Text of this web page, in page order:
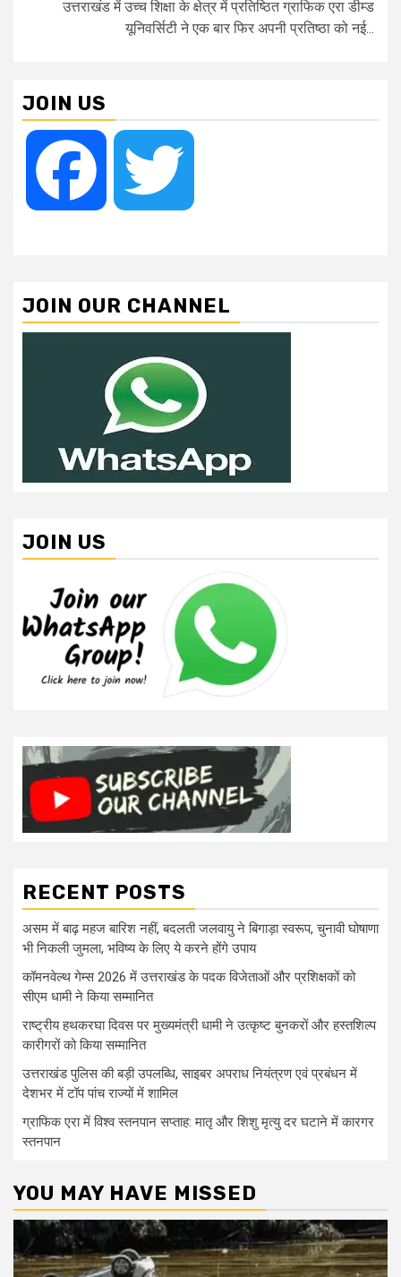
उत्तराखंड में उच्च शिक्षा के क्षेत्र में प्रतिष्ठित ग्राफिक एरा डीम्ड
यूनिवर्सिटी ने एक बार फिर अपनी प्रतिष्ठा को नई...
JOIN US
Facebook
JOIN OUR CHANNEL
JOIN US
RECENT POSTS
असम में बाढ़ महज बारिश नहीं, बदलती जलवायु ने बिगाड़ा स्वरूप, चुनावी घोषाणा
भी निकली जुमला, भविष्य के लिए ये करने होंगे उपाय
कॉमनवेल्थ गेम्स 2026 में उत्तराखंड के पदक विजेताओं और प्रशिक्षकों को
सीएम धामी ने किया सम्मानित
राष्ट्रीय हथकरघा दिवस पर मुख्यमंत्री धामी ने उत्कृष्ट बुनकरों और हस्तशिल्प
कारीगरों को किया सम्मानित
उत्तराखंड पुलिस की बड़ी उपलब्धि, साइबर अपराध नियंत्रण एवं प्रबंधन में
देशभर में टॉप पांच राज्यों में शामिल
ग्राफिक एरा में विश्व स्तनपान सप्ताह: मातृ और शिशु मृत्यु दर घटाने में कारगर
स्तनपान
YOU MAY HAVE MISSED